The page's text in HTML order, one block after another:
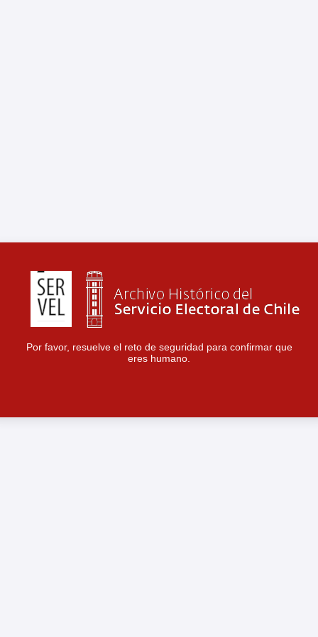
Por favor, resuelve el reto de seguridad para confirmar que
eres humano.